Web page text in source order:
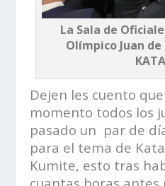
La Sala de
Olímpico Juan
Dejen les cuento
momento todos los
pasado un par de
para el tema de
Kumite, esto tras